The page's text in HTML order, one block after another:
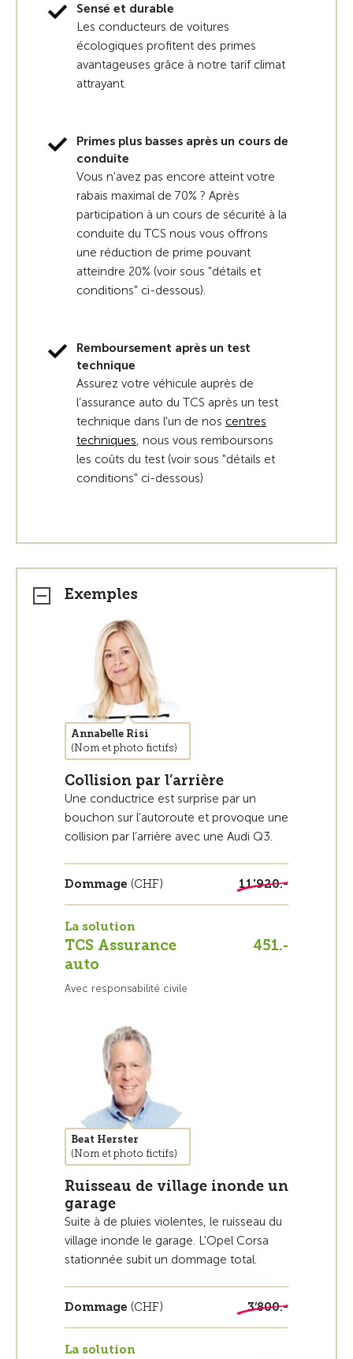
Sensé et durable
Les conducteurs de voitures
écologiques profitent des primes
avantageuses grâce à notre tarif climat
attrayant.
Primes plus basses après un cours de
conduite
Vous n'avez pas encore atteint votre
rabais maximal de 70% ? Après
participation à un cours de sécurité à la
conduite du TCS nous vous offrons
une réduction de prime pouvant
atteindre 20% (voir sous "détails et
conditions" ci-dessous).
Remboursement après un test
technique
Assurez votre véhicule auprès de
l’assurance auto du TCS après un test
technique dans l'un de nos centres
techniques, nous vous remboursons
les coûts du test (voir sous "détails et
conditions" ci-dessous)
Exemples
Annabelle Risi
(Nom et photo fictifs)
Collision par l’arrière
Une conductrice est surprise par un
bouchon sur l’autoroute et provoque une
collision par l’arrière avec une Audi Q3.
Dommage (CHF) 11'920.-
La solution
TCS Assurance
auto
451.-
Avec responsabilité civile
Beat Herster
(Nom et photo fictifs)
Ruisseau de village inonde un
garage
Suite à de pluies violentes, le ruisseau du
village inonde le garage. L'Opel Corsa
stationnée subit un dommage total.
Dommage (CHF) 3’800.-
La solution